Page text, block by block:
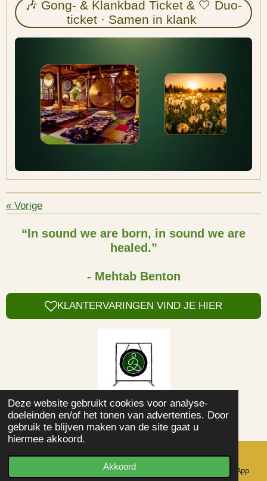
Deze website gebruikt cookies voor analyse-
doeleinden en/of het tonen van advertenties. Door
gebruik te blijven maken van de site gaat u
hiermee akkoord.
Akkoord
🎶 Gong- & Klankbad Ticket & 🤍 Duo-
ticket · Samen in klank
« Vorige
“In sound we are born, in sound we are
healed.”
- Mehtab Benton
KLANTERVARINGEN VIND JE HIER
© 2021 - 2024 Kundalini Yoga Sat Nam
Powered by JouwWeb
Telefoonnummer WhatsApp